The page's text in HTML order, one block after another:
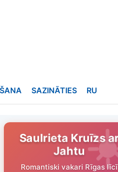
SAZINĀTIES RU
Saulrieta Kruīzs ar
Jahtu
Romantiski vakari Rīgas līcī